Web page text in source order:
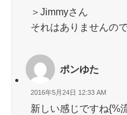
＞Jimmyさん
それはありませんの
ポンゆた
2016年5月24日 12:33 AM
新しい感じですね{%